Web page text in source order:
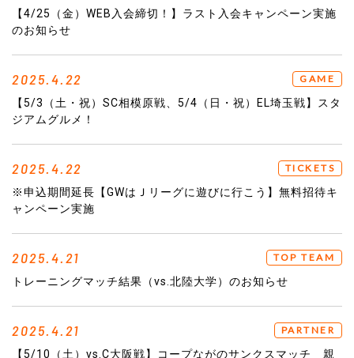
【4/25（金）WEB入会締切！】ラスト入会キャンペーン実施
のお知らせ
2025.4.22 GAME
【5/3（土・祝）SC相模原戦、5/4（日・祝）EL埼玉戦】スタ
ジアムグルメ！
2025.4.22 TICKETS
※申込期間延長【GWはＪリーグに遊びに行こう】無料招待キ
ャンペーン実施
2025.4.21 TOP TEAM
トレーニングマッチ結果（vs.北陸大学）のお知らせ
2025.4.21 PARTNER
【5/10（土）vs.C大阪戦】コープながのサンクスマッチ 親